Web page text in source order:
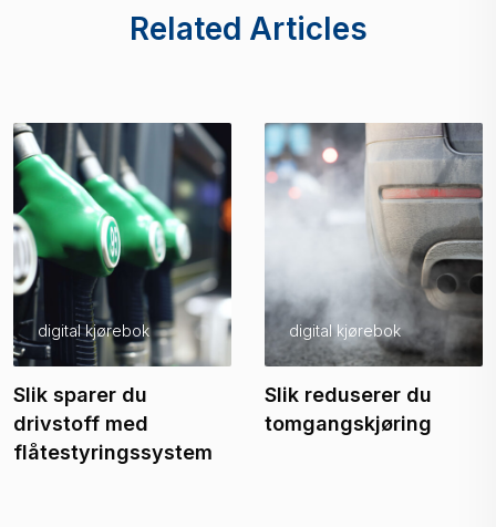
Related Articles
digital kjørebok
Slik sparer du
drivstoff med
flåtestyringssystem
digital kjørebok
Slik reduserer du
tomgangskjøring